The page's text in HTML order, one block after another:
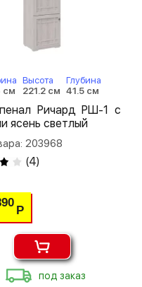
см
Высота
221.2 см
Глубина
41.5 см
Ричард РШ-1 с
ясень светлый
203968
(4)
Р
под заказ